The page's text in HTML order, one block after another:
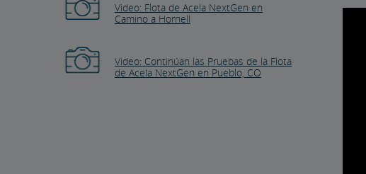
Video: Flota de Acela NextGen en
Camino a Hornell
Video: Continúan las Pruebas de la Flota
de Acela NextGen en Pueblo, CO